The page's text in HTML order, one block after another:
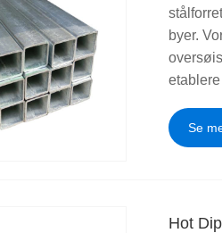
byer.
Se
Hot